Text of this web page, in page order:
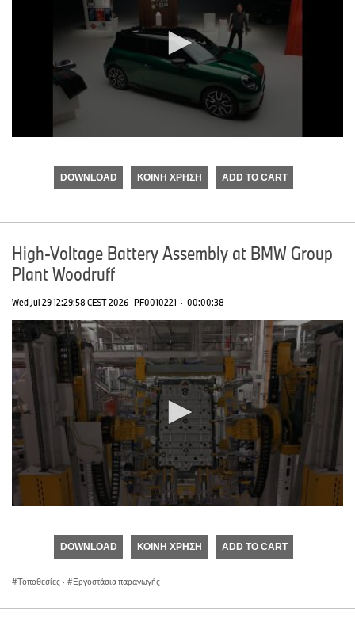
seconds
DOWNLOAD ΚΟΙΝΉ ΧΡΉΣΗ ADD TO CART
High-Voltage Battery Assembly at BMW Group
Plant Woodruff
Wed Jul 29 12:29:58 CEST 2026 PF0010221 · 00:00:38
seconds
DOWNLOAD ΚΟΙΝΉ ΧΡΉΣΗ ADD TO CART
Τοποθεσίες · Εργοστάσια παραγωγής